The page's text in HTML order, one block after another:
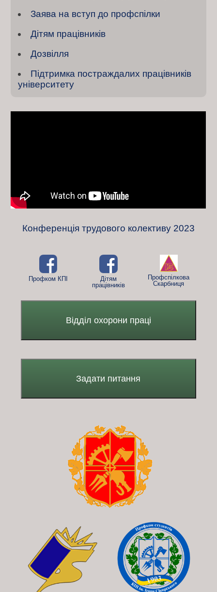
Заява на вступ до профспілки
Дітям працівників
Дозвілля
Підтримка постраждалих працівників
університету
Конференція трудового колективу 2023
Профком КПІ
Дітям
працівників
Профспілкова
Скарбниця
Відділ охорони праці
Задати питання